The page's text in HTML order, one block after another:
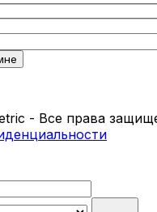
- Все права